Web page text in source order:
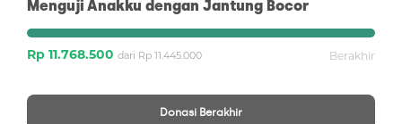
Menguji Anakku dengan Jantung Bocor
Rp 11.768.500 dari Rp 11.445.000 Berakhir
Donasi Berakhir